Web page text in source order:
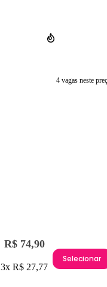
4 vagas neste
R$ 74,90
3x R$ 27,77
Selecionar